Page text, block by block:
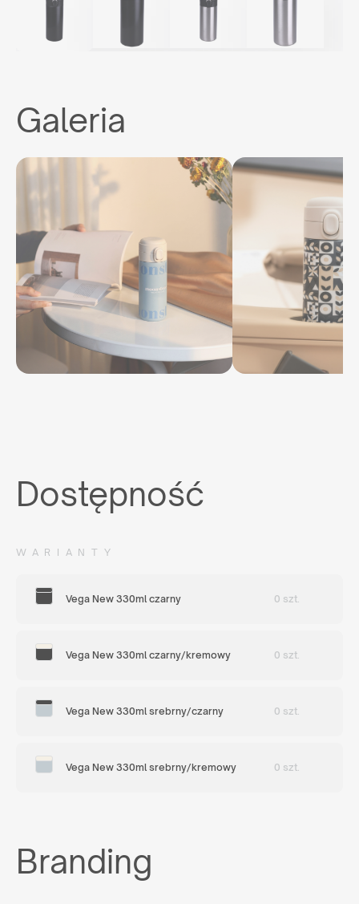
Galeria
Dostępność
WARIANTY
Vega New 330ml czarny 0 szt.
Vega New 330ml czarny/kremowy 0 szt.
Vega New 330ml srebrny/czarny 0 szt.
Vega New 330ml srebrny/kremowy 0 szt.
Branding